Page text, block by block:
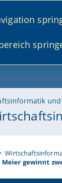
Meier gewinnt